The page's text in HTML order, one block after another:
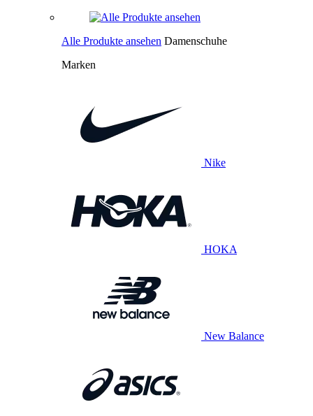
Alle Produkte ansehen Damenschuhe
Marken
Nike
HOKA
New Balance